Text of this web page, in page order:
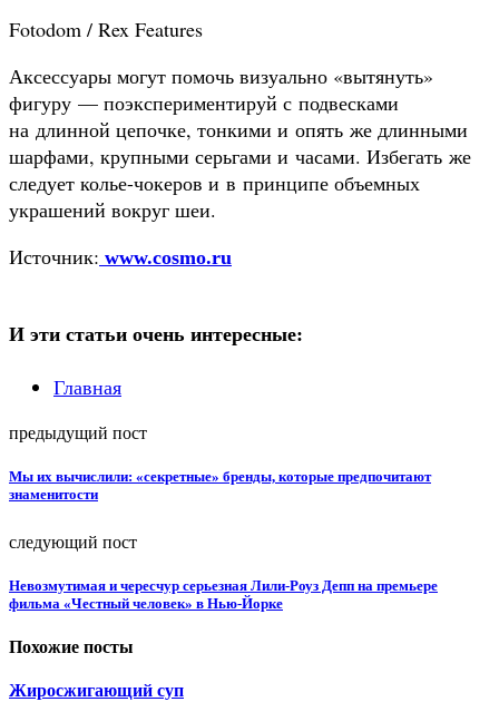
Fotodom / Rex Features
Аксессуары могут помочь визуально «вытянуть»
фигуру — поэкспериментируй с подвесками
на длинной цепочке, тонкими и опять же длинными
шарфами, крупными серьгами и часами. Избегать же
следует колье-чокеров и в принципе объемных
украшений вокруг шеи.
Источник: www.cosmo.ru
И эти статьи очень интересные:
Главная
предыдущий пост
Мы их вычислили: «секретные» бренды, которые предпочитают
знаменитости
следующий пост
Невозмутимая и чересчур серьезная Лили-Роуз Депп на премьере
фильма «Честный человек» в Нью-Йорке
Похожие посты
Жиросжигающий суп